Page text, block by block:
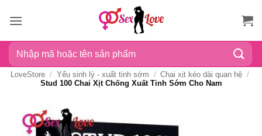
qua
dung
Tìm
kiếm:
LoveStore / Yếu sinh lý - xuất tinh sớm / Chai xịt kéo dài quan hệ /
Stud 100 Chai Xịt Chống Xuất Tinh Sớm Cho Nam